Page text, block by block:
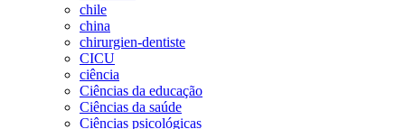
chile
china
chirurgien-dentiste
CICU
ciência
Ciências da educação
Ciências da saúde
Ciências psicológicas